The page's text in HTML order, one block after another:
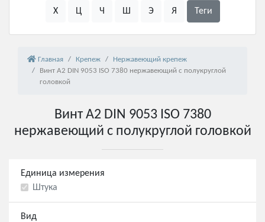
Х Ц Ч Ш Э Я Теги
Главная Крепеж
Нержавеющий крепеж
Винт А2 DIN 9053 ISO 7380 нержавеющий с полукруглой
головкой
Винт А2 DIN 9053 ISO 7380
нержавеющий с полукруглой головкой
Единица измерения
Штука
Вид